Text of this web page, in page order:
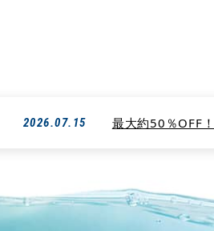
2026.07.15 最大約50％OFF